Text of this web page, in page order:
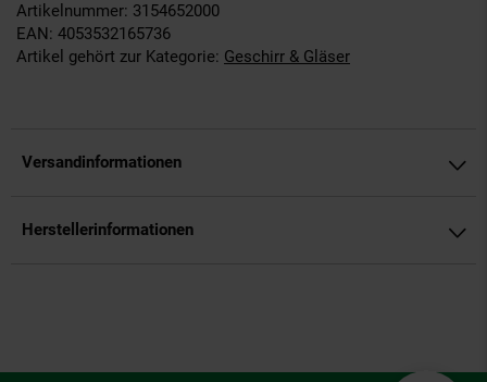
Artikelnummer: 3154652000
EAN: 4053532165736
Artikel gehört zur Kategorie: Geschirr & Gläser
Versandinformationen
Herstellerinformationen